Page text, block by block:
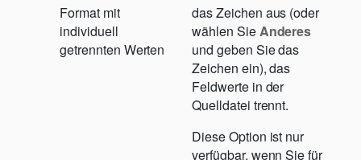
Format mit
individuell
getrennten Werten
das Zeichen aus (oder
wählen Sie Anderes
und geben Sie das
Zeichen ein), das
Feldwerte in der
Quelldatei trennt.
Diese Option ist nur
verfügbar, wenn Sie für